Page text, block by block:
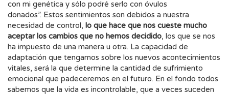
con mi genética y sólo podré serlo con óvulos
donados”. Estos sentimientos son debidos a nuestra
necesidad de control, lo que hace que nos cueste mucho
aceptar los cambios que no hemos decidido, los que se nos
ha impuesto de una manera u otra. La capacidad de
adaptación que tengamos sobre los nuevos acontecimientos
vitales, será la que determine la cantidad de sufrimiento
emocional que padeceremos en el futuro. En el fondo todos
sabemos que la vida es incontrolable, que a veces suceden